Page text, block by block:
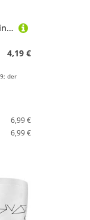
Jako Ersatzstrumpf Schienbeinschoner 2.0
4,19 €
der
6,99 €
6,99 €